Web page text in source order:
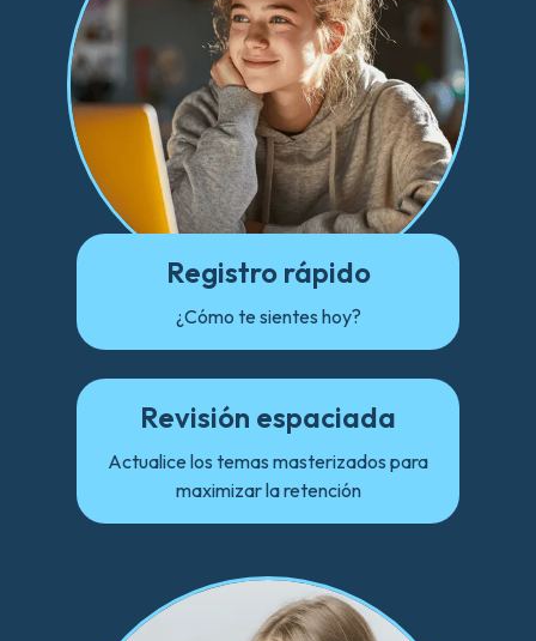
Registro rápido
¿Cómo te sientes hoy?
Revisión espaciada
Actualice los temas masterizados para
maximizar la retención